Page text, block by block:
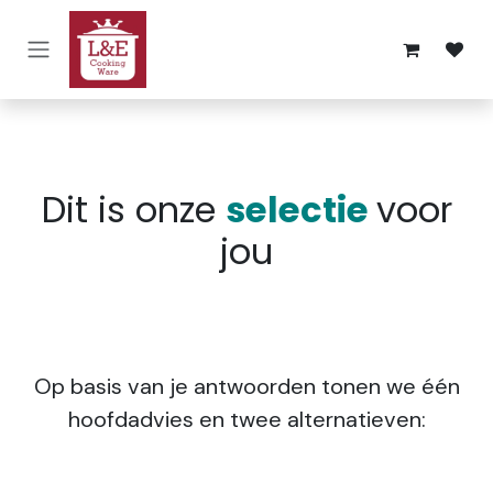
Overslaan naar inhoud
Dit is onze selectievoor
jou
Op basis van je antwoorden tonen we één
hoofdadvies en twee alternatieven: